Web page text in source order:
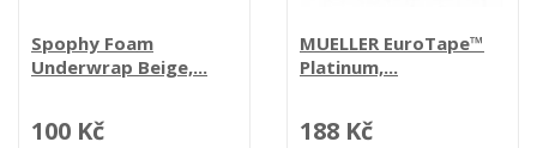
Spophy Foam
Underwrap Beige,...
100 Kč
MUELLER EuroTape™
Platinum,...
188 Kč